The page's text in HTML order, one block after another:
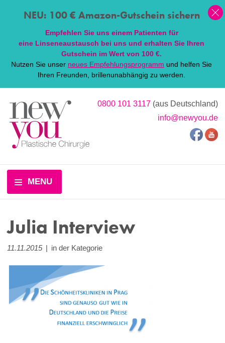
NEU: 100 € Amazon-Gutschein sichern
Empfehlen Sie uns einem Patienten für
eine Linseneaustausch bei uns und erhalten Sie Ihren
Gutschein im Wert von 100 €.
Nutzen Sie unser neues Empfehlungsprogramm und helfen Sie
Ihren Freunden, brillenunabhängig zu werden.
0800 101 3117 (aus Deutschland)
info@newyou.de
MENU
Julia Interview
11.11.2015 | in der Kategorie